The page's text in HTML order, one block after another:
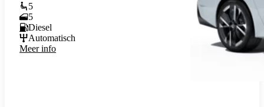
5
5
Diesel
Automatisch
Meer info